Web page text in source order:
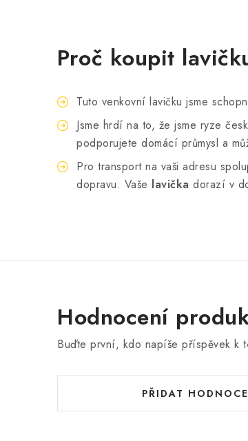
Proč koupit
Tuto venkovní lavičku jsme
Jsme hrdí na to, že jsme ryze
podporujete domácí průmysl a
Pro transport na vaši adresu
dopravu. Vaše lavička dorazí v
Hodnocení
Buďte první, kdo napíše příspěvek k
PŘIDAT